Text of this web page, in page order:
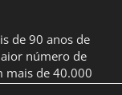
de 90 anos de
número de
mais de 40.000